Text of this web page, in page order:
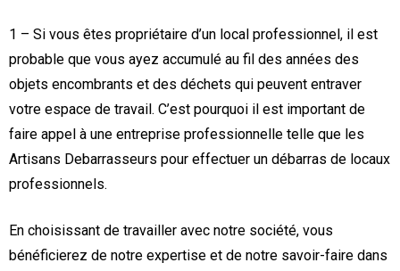
1 – Si vous êtes propriétaire d’un local professionnel, il est
probable que vous ayez accumulé au fil des années des
objets encombrants et des déchets qui peuvent entraver
votre espace de travail. C’est pourquoi il est important de
faire appel à une entreprise professionnelle telle que les
Artisans Debarrasseurs pour effectuer un débarras de locaux
professionnels.
En choisissant de travailler avec notre société, vous
bénéficierez de notre expertise et de notre savoir-faire dans